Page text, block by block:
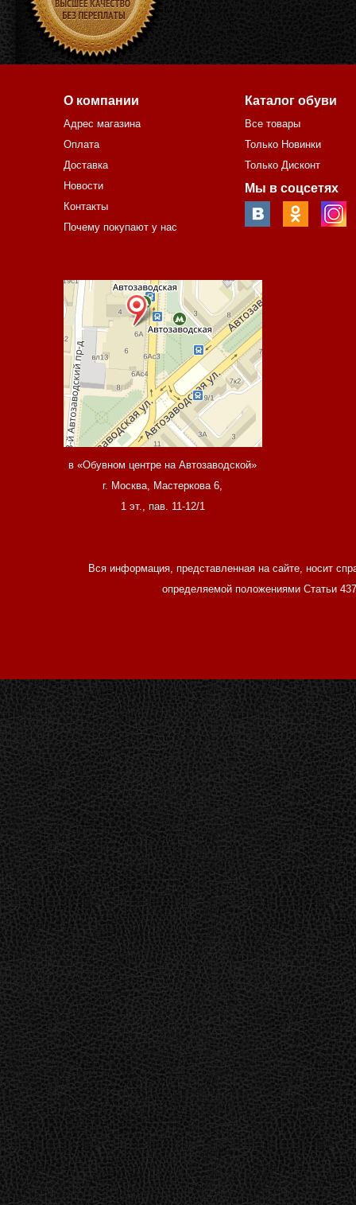
О компании
Адрес магазина
Оплата
Доставка
Новости
Контакты
Почему покупают у нас
Каталог обуви
Все товары
Только Новинки
Только Дисконт
Мы в соцсетях
в «Обувном центре на Автозаводской»
г. Москва, Мастеркова 6,
1 эт., пав. 11-12/1
Вся информация, представленная на сайте, носит
определяемой положениями Статьи